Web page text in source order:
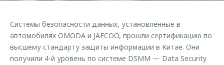
Трейд-ин
Калькулятор трейд-ин
Одежда и сувениры
Оригинальные аксессуары
Системы безопасности данных, установленные в
автомобилях OMODA и JAECOO, прошли сертификацию по
высшему стандарту защиты информации в Китае. Они
получили 4-й уровень по системе DSMM — Data Security